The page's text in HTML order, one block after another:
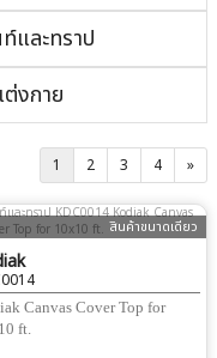
และทราป
งกาย
1 2 3 4 »
สินค้าขนาดเดียว
Canvas Cover Top for
ft.